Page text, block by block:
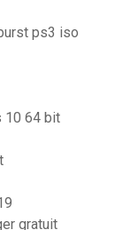
ps3 iso
10 64 bit
gratuit